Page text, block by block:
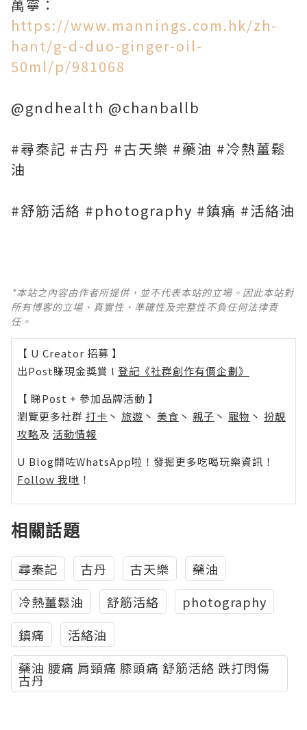
萬寧：
https://www.mannings.com.hk/zh-
hant/g-d-duo-ginger-oil-
50ml/p/981068
@gndhealth @chanballb
#尋秦記 #古丹 #古天樂 #藥油 #冷熱薑鬆
油
#舒筋活絡 #photography #鎮痛 #活絡油
*本站之內容由作者所提供，並不代表本站的立場。因此本站對
所有博客的立場、真實性、準確性及完整性不負任何法律責
任。
【 U Creator 招募 】
出Post賺現金獎賞 l 登記《社群創作有價企劃》
【 睇Post + 參加品牌活動 】
瀏覽更多社群 打卡 丶 旅遊 丶 美食 丶 親子 丶 寵物 丶 扮靚
攻略及 活動情報
U Blog開咗WhatsApp啦！發掘更多吃喝玩樂資訊！
Follow 我哋 ！
相關話題
尋秦記 古丹 古天樂
藥油
冷熱薑鬆油
舒筋活絡
photography
鎮痛
活絡油
藥油 腰痛 肩頸痛 膝頭痛 舒筋活絡 跌打閃傷
古丹